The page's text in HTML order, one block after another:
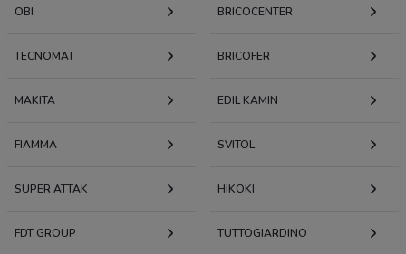
OBI BRICOCENTER
TECNOMAT BRICOFER
MAKITA EDIL KAMIN
FIAMMA SVITOL
SUPER ATTAK HIKOKI
FDT GROUP TUTTOGIARDINO